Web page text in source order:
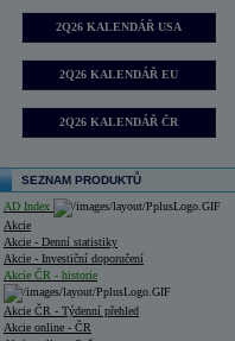
2Q26 KALENDÁŘ USA
2Q26 KALENDÁŘ EU
2Q26 KALENDÁŘ ČR
SEZNAM PRODUKTŮ
AD Index
Akcie
Akcie - Denní statistiky
Akcie - Investiční doporučení
Akcie ČR - historie
Akcie ČR - Týdenní přehled
Akcie online - ČR